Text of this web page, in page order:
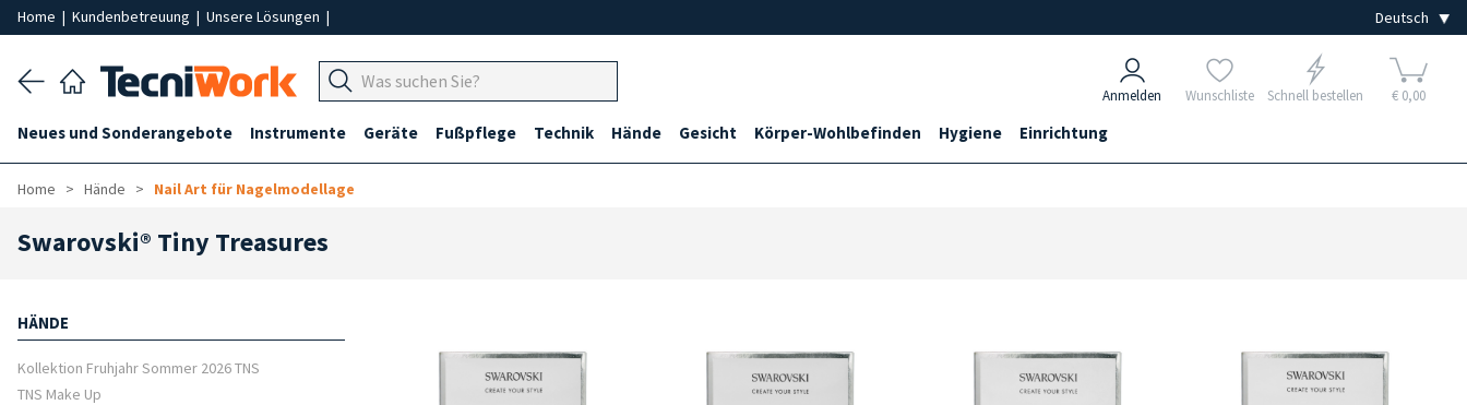
Home | Kundenbetreuung | Unsere Lösungen |
Anmelden Wunschliste Schnell bestellen € 0,00
Neues und Sonderangebote Instrumente Geräte Fußpflege Technik Hände Gesicht Körper-Wohlbefinden Hygiene Einrichtung
Home Hände Nail Art für Nagelmodellage
Swarovski® Tiny Treasures
HÄNDE
Kollektion Fruhjahr Sommer 2026 TNS
TNS Make Up